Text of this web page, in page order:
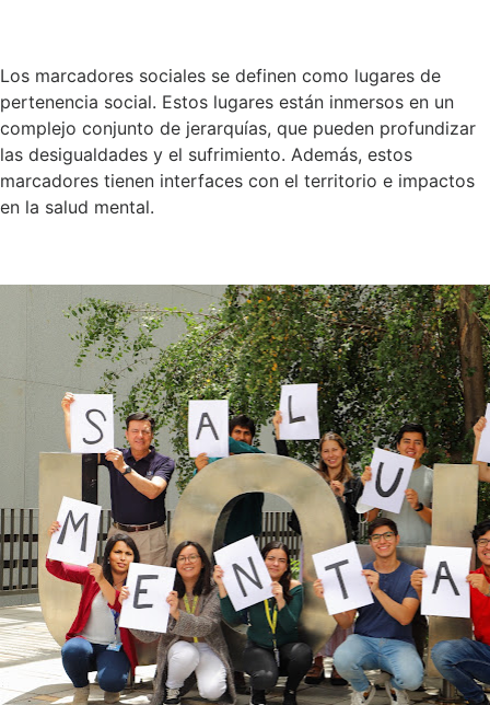
Los marcadores sociales se definen como lugares de
pertenencia social. Estos lugares están inmersos en un
complejo conjunto de jerarquías, que pueden profundizar
las desigualdades y el sufrimiento. Además, estos
marcadores tienen interfaces con el territorio e impactos
en la salud mental.